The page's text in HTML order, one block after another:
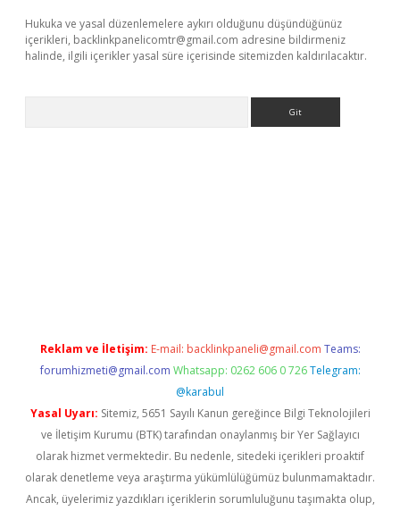
Hukuka ve yasal düzenlemelere aykırı olduğunu düşündüğünüz
içerikleri, backlinkpanelicomtr@gmail.com adresine bildirmeniz
halinde, ilgili içerikler yasal süre içerisinde sitemizden kaldırılacaktır.
Reklam ve İletişim: E-mail: backlinkpaneli@gmail.com Teams:
forumhizmeti@gmail.com Whatsapp: 0262 606 0 726 Telegram:
@karabul
Yasal Uyarı: Sitemiz, 5651 Sayılı Kanun gereğince Bilgi Teknolojileri
ve İletişim Kurumu (BTK) tarafından onaylanmış bir Yer Sağlayıcı
olarak hizmet vermektedir. Bu nedenle, sitedeki içerikleri proaktif
olarak denetleme veya araştırma yükümlülüğümüz bulunmamaktadır.
Ancak, üyelerimiz yazdıkları içeriklerin sorumluluğunu taşımakta olup,